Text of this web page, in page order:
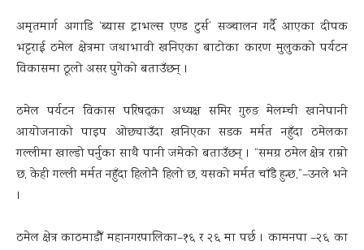
अमृतमार्ग अगाडि ‘ब्यास ट्राभल्स एण्ड टुर्स’ सञ्चालन गर्दै आएका दीपक
भट्टराई ठमेल क्षेत्रमा जथाभावी खनिएका बाटोका कारण मुलुकको पर्यटन
विकासमा ठूलो असर पुगेको बताउँछन् ।
ठमेल पर्यटन विकास परिषद्का अध्यक्ष समिर गुरुङ मेलम्ची खानेपानी
आयोजनाको पाइप ओछ्याउँदा खनिएका सडक मर्मत नहुँदा ठमेलका
गल्लीमा खाल्डो पर्नुका साथै पानी जमेको बताउँछन् । “समग्र ठमेल क्षेत्र राम्रो
छ, केही गल्ली मर्मत नहुँदा हिलोनै हिलो छ, यसको मर्मत चाँडै हुन्छ,”–उनले भने
।
ठमेल क्षेत्र काठमाडौँ महानगरपालिका–१६ र २६ मा पर्छ । कामनपा –२६ का